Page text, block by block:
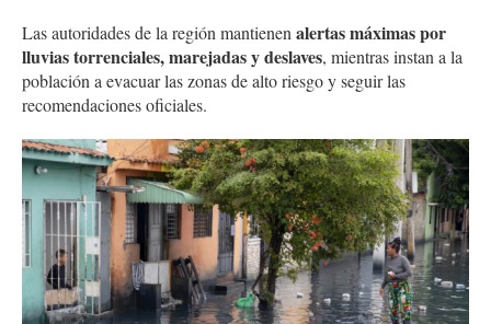
Las autoridades de la región mantienenalertas máximas por
lluvias torrenciales, marejadas y deslaves, mientras instan a la
población a evacuar las zonas de alto riesgo y seguir las
recomendaciones oficiales.